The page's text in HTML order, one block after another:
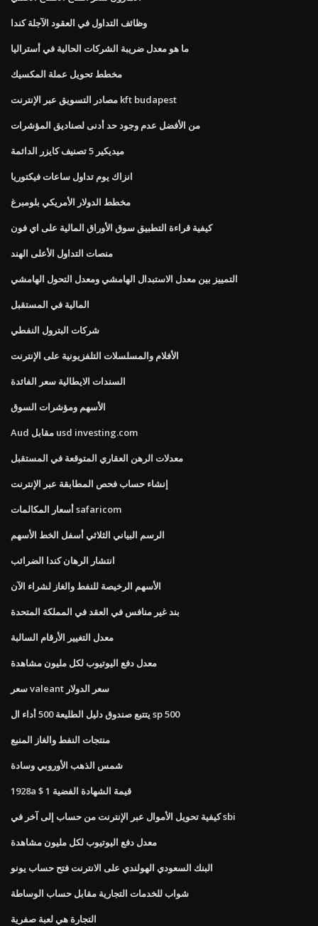
وظائف التداول في العقود الآجلة كندا
ما هو معدل ضريبة الشركات الحالية في أستراليا
مخطط تحويل عملة المكسيك
مصادر التسويق عبر الإنترنت kft budapest
من الأفضل عدم وجود حد أدنى لصناديق المؤشرات
ميديكير 5 تصنيف كايزر الدائمة
انزاك يوم تداول ساعات فيكتوريا
مخطط الدولار الأمريكي بلومبرغ
كيفية قراءة التطبيق سوق الأوراق المالية على اي فون
منصات التداول الأعلى الهند
التمييز بين معدل الاستبدال الهامشي ومعدل التحول الهامشي
المالية في المستقبل
شركات البترول النفطي
الأفلام والمسلسلات التلفزيونية على الإنترنت
السندات الايطالية سعر الفائدة
الأسهم ومؤشرات السوق
Aud مقابل usd investing.com
معدلات الرهن العقاري المتوقعة في المستقبل
إنشاء حساب فحص المطابقة عبر الإنترنت
أسعار المكالمات safaricom
الرسم البياني الثلاثي أسفل الخط الأسهم
انتشار الرهان كندا الضرائب
الأسهم الرخيصة للنفط والغاز لشراء الآن
بند غير منافس في العقد في المملكة المتحدة
معدل التغيير الأرقام السالبة
معدل دفع اليوتيوب لكل مليون مشاهدة
سعر valeant سعر الدولار
يتتبع صندوق دليل الطليعة 500 أداء ال sp 500
منتجات النفط والغاز المنبع
شمس الذهب الأوروبي وسادة
1928a $ 1 قيمة الشهادة الفضية
كيفية تحويل الأموال عبر الإنترنت من حساب إلى آخر في sbi
معدل دفع اليوتيوب لكل مليون مشاهدة
البنك السعودي الهولندي على الانترنت فتح حساب يونو
شواب للخدمات التجارية مقابل حساب الوساطة
التجارة هي لعبة صفرية